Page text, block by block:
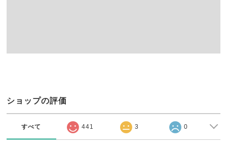
ショップの評価
すべて 441 3 0